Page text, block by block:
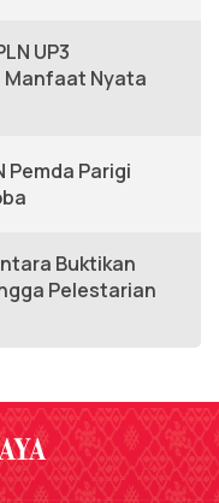
UP3
Manfaat Nyata
Pemda Parigi
Buktikan
Pelestarian